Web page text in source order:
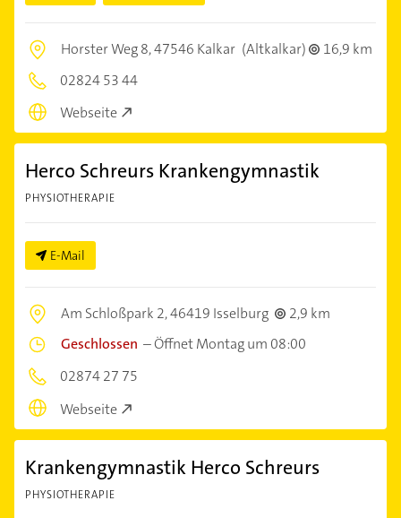
Horster Weg 8,47546 Kalkar (Altkalkar)
16,9 km
02824 53 44
Webseite
Herco Schreurs Krankengymnastik
PHYSIOTHERAPIE
E-Mail
Am Schloßpark 2,46419 Isselburg
2,9 km
Geschlossen –Öffnet Montag um 08:00
02874 27 75
Webseite
Krankengymnastik Herco Schreurs
PHYSIOTHERAPIE